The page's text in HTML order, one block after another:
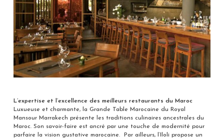
L’expertise et l’excellence des meilleurs restaurants du Maroc
Luxueuse et charmante, la Grande Table Marocaine du Royal
Mansour Marrakech présente les traditions culinaires ancestrales du
Maroc. Son savoir-faire est ancré par une touche de modernité pour
parfaire la vision gustative marocaine. Par ailleurs, l’Iloli propose un